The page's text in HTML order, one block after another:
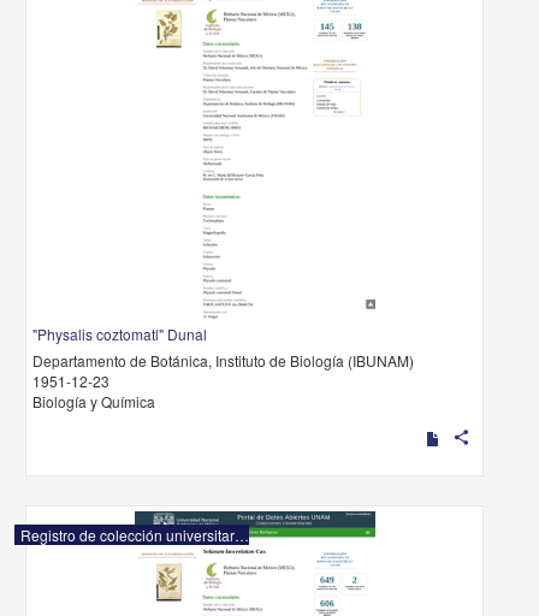
"Physalis coztomatl" Dunal
Departamento de Botánica, Instituto de Biología (IBUNAM)
1951-12-23
Biología y Química
share
Registro de colección universitaria